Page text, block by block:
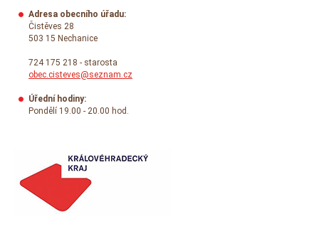
Adresa obecního úřadu:
Čistěves 28
503 15 Nechanice
724 175 218 - starosta
obec.cisteves@seznam.cz
Úřední hodiny:
Pondělí 19.00 - 20.00 hod.